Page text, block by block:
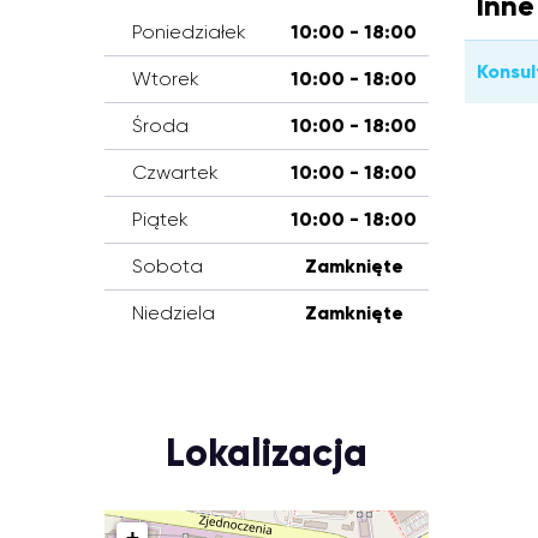
Poniedziałek 10:00 - 18:00
Wtorek 10:00 - 18:00
Środa 10:00 - 18:00
Czwartek 10:00 - 18:00
Piątek 10:00 - 18:00
Sobota Zamknięte
Niedziela Zamknięte
Lokalizacja